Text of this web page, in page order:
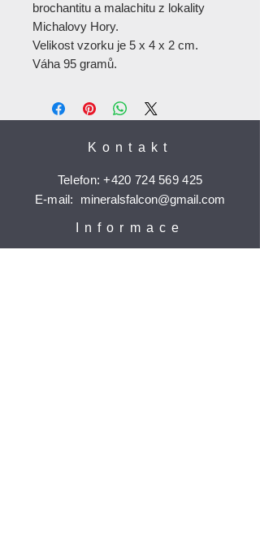
brochantitu a malachitu z lokality
Michalovy Hory.
Velikost vzorku je 5 x 4 x 2 cm.
Váha 95 gramů.
Kontakt
Telefon:+420 724 569 425
E-mail: mineralsfalcon@gmail.com
Informace